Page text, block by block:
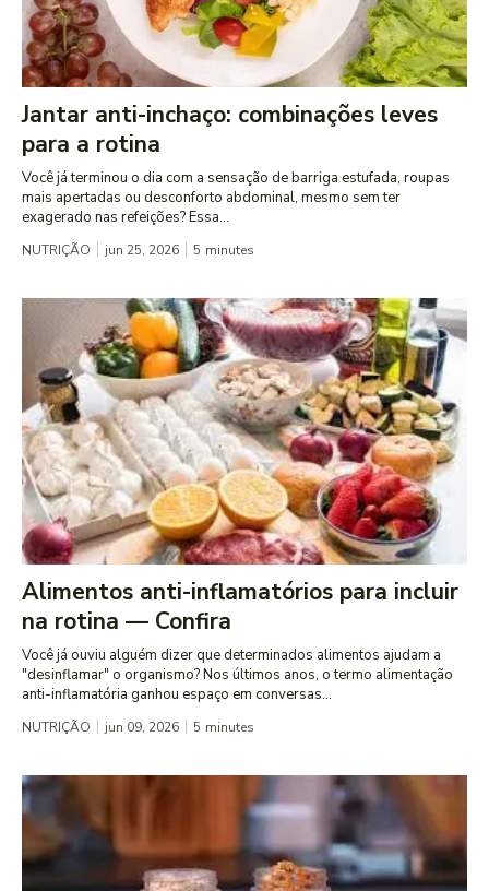
Jantar anti-inchaço: combinações leves
para a rotina
Você já terminou o dia com a sensação de barriga estufada, roupas
mais apertadas ou desconforto abdominal, mesmo sem ter
exagerado nas refeições? Essa...
NUTRIÇÃO jun 25, 2026 5 minutes
Alimentos anti-inflamatórios para incluir
na rotina — Confira
Você já ouviu alguém dizer que determinados alimentos ajudam a
"desinflamar" o organismo? Nos últimos anos, o termo alimentação
anti-inflamatória ganhou espaço em conversas...
NUTRIÇÃO jun 09, 2026 5 minutes